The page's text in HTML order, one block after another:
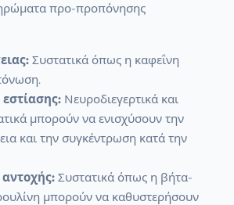
προ-προπόνησης
Συστατικά όπως η καφεΐνη
Νευροδιεγερτικά και
μπορούν να ενισχύσουν την
και την συγκέντρωση κατά την
Συστατικά όπως η βήτα-
μπορούν να καθυστερήσουν